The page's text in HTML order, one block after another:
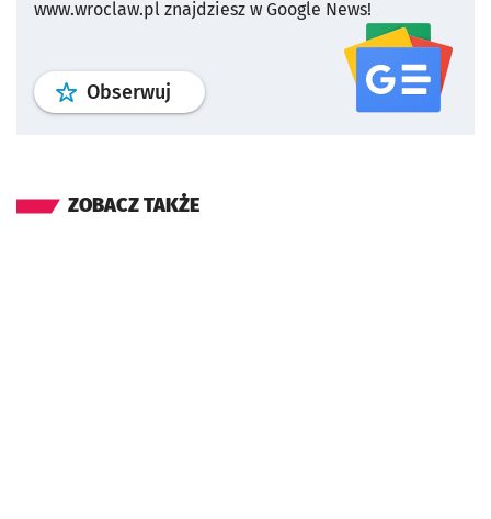
www.wroclaw.pl znajdziesz w Google News!
Obserwuj profil serwisu
ZOBACZ TAKŻE